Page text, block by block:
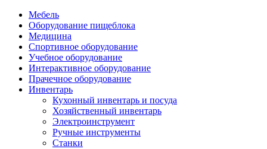
Мебель
Оборудование пищеблока
Медицина
Спортивное оборудование
Учебное оборудование
Интерактивное оборудование
Прачечное оборудование
Инвентарь
Кухонный инвентарь и посуда
Хозяйственный инвентарь
Электроинструмент
Ручные инструменты
Станки